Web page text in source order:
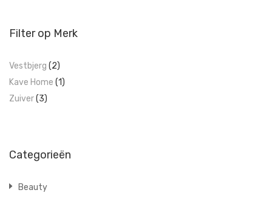
Filter op Merk
Vestbjerg (2)
Kave Home (1)
Zuiver(3)
Categorieën
Beauty